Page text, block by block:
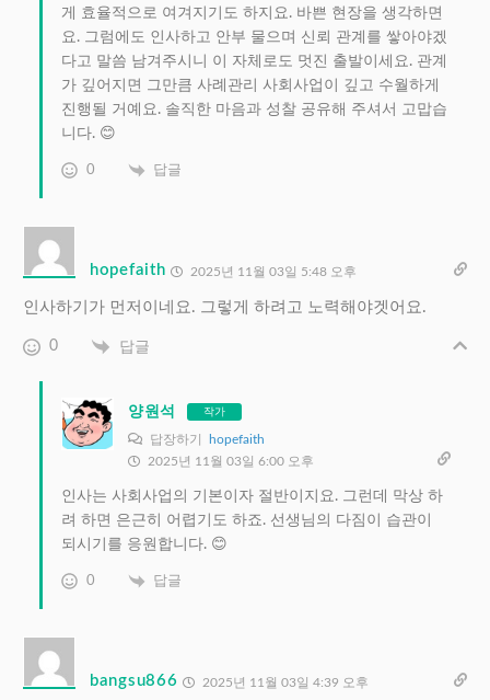
게 효율적으로 여겨지기도 하지요. 바쁜 현장을 생각하면
요. 그럼에도 인사하고 안부 물으며 신뢰 관계를 쌓아야겠
다고 말씀 남겨주시니 이 자체로도 멋진 출발이세요. 관계
가 깊어지면 그만큼 사례관리 사회사업이 깊고 수월하게
진행될 거예요. 솔직한 마음과 성찰 공유해 주셔서 고맙습
니다. 😊
0 답글
hopefaith 2025년 11월 03일 5:48 오후
인사하기가 먼저이네요. 그렇게 하려고 노력해야겟어요.
0 답글
양원석 작가
답장하기
hopefaith
2025년 11월 03일 6:00 오후
인사는 사회사업의 기본이자 절반이지요. 그런데 막상 하
려 하면 은근히 어렵기도 하죠. 선생님의 다짐이 습관이
되시기를 응원합니다. 😊
0 답글
bangsu866 2025년 11월 03일 4:39 오후